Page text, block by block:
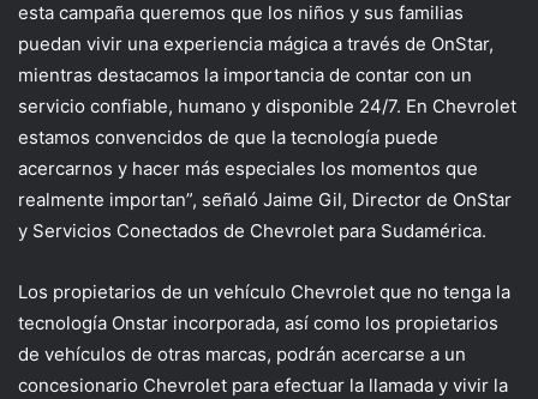
esta campaña queremos que los niños y sus familias
puedan vivir una experiencia mágica a través de OnStar,
mientras destacamos la importancia de contar con un
servicio confiable, humano y disponible 24/7. En Chevrolet
estamos convencidos de que la tecnología puede
acercarnos y hacer más especiales los momentos que
realmente importan”, señaló Jaime Gil, Director de OnStar
y Servicios Conectados de Chevrolet para Sudamérica.
Los propietarios de un vehículo Chevrolet que no tenga la
tecnología Onstar incorporada, así como los propietarios
de vehículos de otras marcas, podrán acercarse a un
concesionario Chevrolet para efectuar la llamada y vivir la